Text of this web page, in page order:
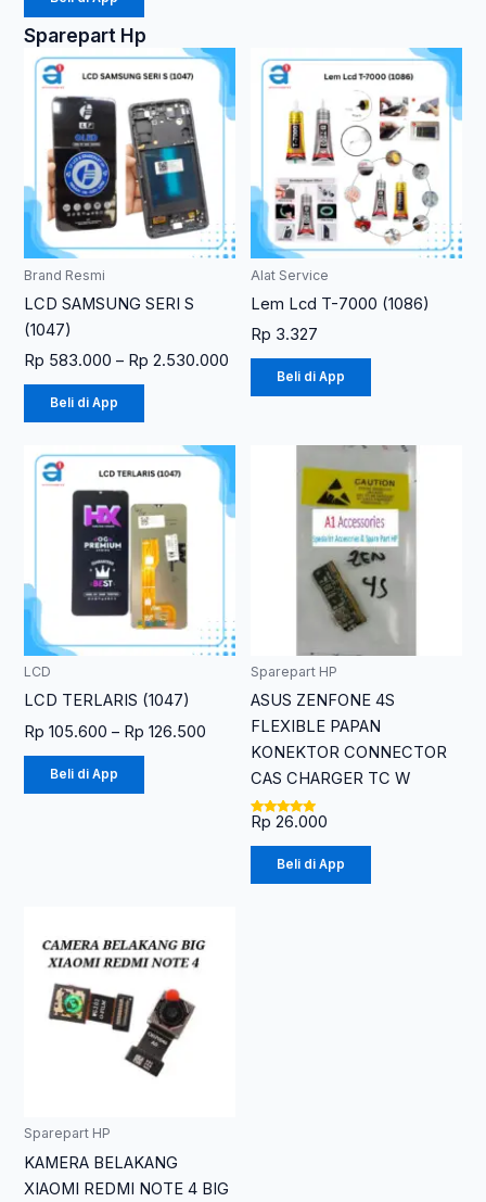
Sparepart Hp
Brand Resmi
LCD SAMSUNG SERI S
(1047)
Rp 583.000 – Rp 2.530.000
Rentang
harga:
Rp 583.000
hingga
Rp 2.530.000
Beli di App
Produk
ini
memiliki
beberapa
varian.
Pilihan
ini
dapat
di
Alat Service
Lem Lcd T-7000 (1086)
Rp 3.327
Beli di App
Produk
ini
memiliki
beberapa
varian.
Pilihan
ini
dapat
di
LCD
LCD TERLARIS (1047)
Rp 105.600 – Rp 126.500
Rentang
harga:
Rp 105.600
hingga
Beli di App
Produk
ini
memiliki
beberapa
varian.
Pilihan
ini
di
produk
Sparepart HP
ASUS ZENFONE 4S
FLEXIBLE PAPAN
KONEKTOR CONNECTOR
CAS CHARGER TC W
Dinilai
dari 5
Rp 26.000
Beli di App
Sparepart HP
KAMERA BELAKANG
XIAOMI REDMI NOTE 4 BIG